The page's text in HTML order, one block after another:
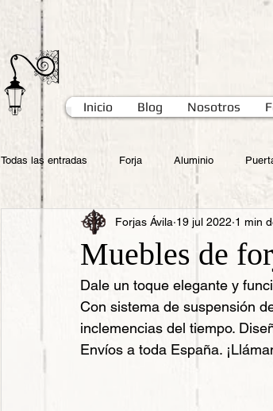
Inicio Blog Nosotros
Todas las entradas Forja Aluminio
Muebles de
Forjas Ávila 19 jul 2022 1 min
Dale un toque elegante y
Con sistema de suspensión
inclemencias del tiempo.
Envíos a toda España.